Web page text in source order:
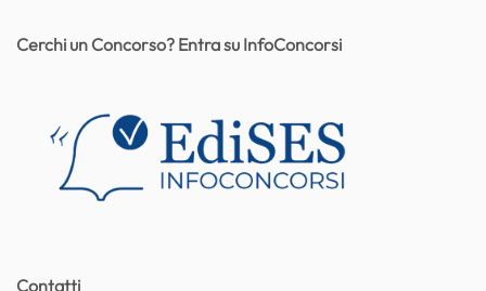
Contatti
Cerchi un Concorso? Entra su InfoConcorsi